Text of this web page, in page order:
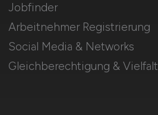
Jobfinder
Arbeitnehmer Registrierung
Social Media & Networks
Gleichberechtigung & Vielfalt